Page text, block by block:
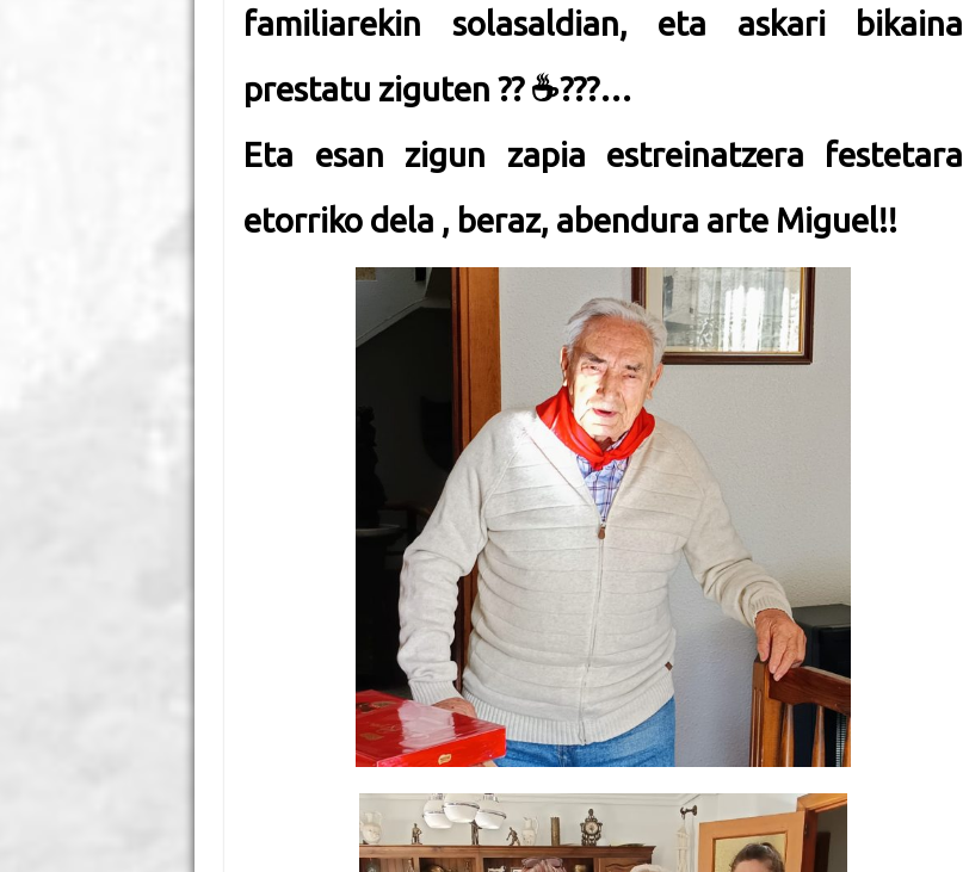
familiarekin solasaldian, eta askari bikaina
prestatu ziguten?? ☕???…
Eta esan zigun zapia estreinatzera festetara
etorriko dela , beraz, abendura arte Miguel!!